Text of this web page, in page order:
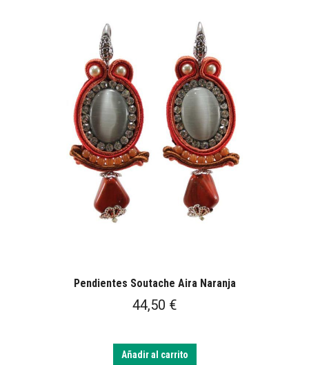
Pendientes Soutache Aira Naranja
44,50 €
Añadir al carrito